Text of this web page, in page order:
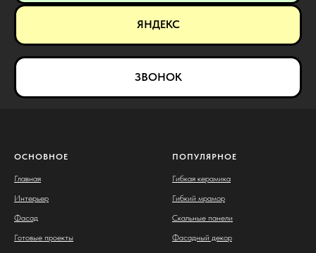
ЯНДЕКС
ЗВОНОК
ОСНОВНОЕ
Главная
Интерьер
Фасад
Готовые проекты
ПОПУЛЯРНОЕ
Гибкая керамика
Гибкий мрамор
Скальные панели
Фасадный декор